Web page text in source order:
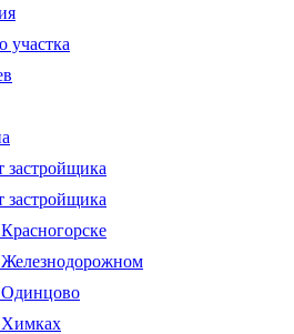
участка
застройщика
застройщика
Одинцово
Химках